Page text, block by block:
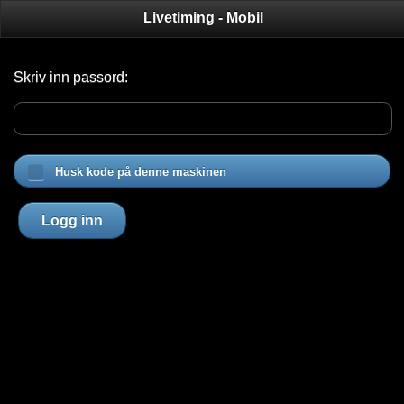
Livetiming - Mobil
Skriv inn passord:
Husk kode på denne maskinen
Logg inn